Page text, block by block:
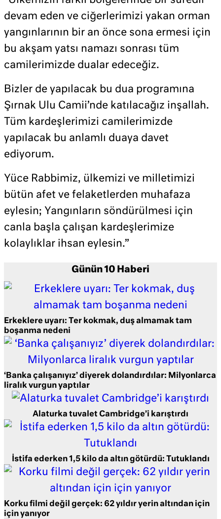
devam eden ve ciğerlerimizi yakan orman
yangınlarının bir an önce sona ermesi için
bu akşam yatsı namazı sonrası tüm
camilerimizde dualar edeceğiz.
Bizler de yapılacak bu dua programına
Şırnak Ulu Camii’nde katılacağız inşallah.
Tüm kardeşlerimizi camilerimizde
yapılacak bu anlamlı duaya davet
ediyorum.
Yüce Rabbimiz, ülkemizi ve milletimizi
bütün afet ve felaketlerden muhafaza
eylesin; Yangınların söndürülmesi için
canla başla çalışan kardeşlerimize
kolaylıklar ihsan eylesin.”
Günün 10 Haberi
Erkeklere uyarı: Ter kokmak, duş almamak tam
boşanma nedeni
‘Banka çalışanıyız’ diyerek dolandırdılar: Milyonlarca
liralık vurgun yaptılar
Alaturka tuvalet Cambridge’i karıştırdı
İstifa ederken 1,5 kilo da altın götürdü: Tutuklandı
Korku filmi değil gerçek: 62 yıldır yerin altından için
için yanıyor